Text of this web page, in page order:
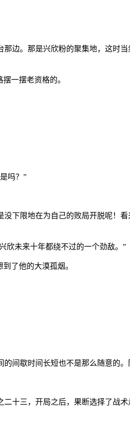
边。那是兴欣粉的聚集地，这时
一摆老资格的。
吗？”
下限地在为自己的败局开脱呢！
欣未来十年都绕不过的一个劲敌。”
了他的大漠孤烟。
间歇时间长短也不是那么随意的。
十三，开局之后，果断选择了战术